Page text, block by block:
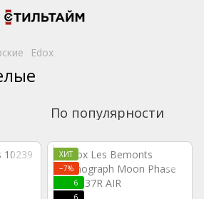
Edox
По популярности
ХИТ
−7%
6
6